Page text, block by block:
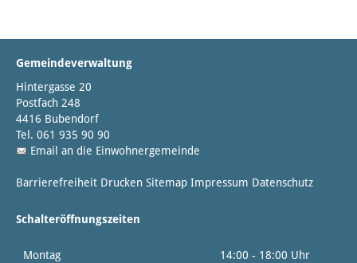
Gemeindeverwaltung
Hintergasse 20
Postfach 248
4416 Bubendorf
Tel. 061 935 90 90
Email an die Einwohnergemeinde
Barrierefreiheit Drucken Sitemap Impressum Datenschutz
Schalteröffnungszeiten
Montag
14:00 - 18:00 Uhr